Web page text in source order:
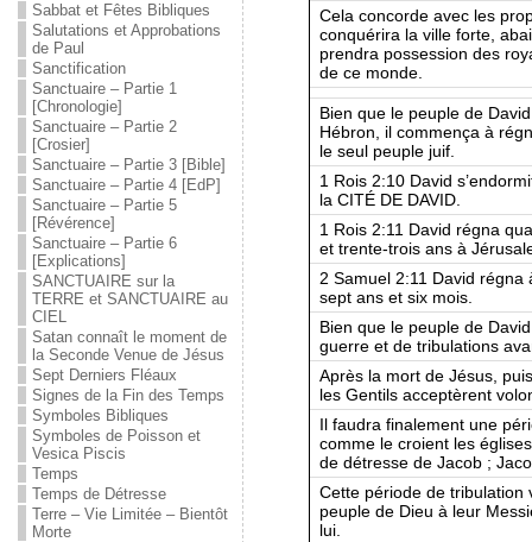
Sabbat et Fêtes Bibliques
Salutations et Approbations
de Paul
Sanctification
Sanctuaire – Partie 1
[Chronologie]
Sanctuaire – Partie 2
[Crosier]
Sanctuaire – Partie 3 [Bible]
Sanctuaire – Partie 4 [EdP]
Sanctuaire – Partie 5
[Révérence]
Sanctuaire – Partie 6
[Explications]
SANCTUAIRE sur la
TERRE et SANCTUAIRE au
CIEL
Satan connaît le moment de
la Seconde Venue de Jésus
Sept Derniers Fléaux
Signes de la Fin des Temps
Symboles Bibliques
Symboles de Poisson et
Vesica Piscis
Temps
Temps de Détresse
Terre – Vie Limitée – Bientôt
Morte
Cela concorde avec les
conquérira la ville forte,
prendra possession des
de ce monde.
Bien que le peuple de
Hébron, il commença à
le seul peuple juif.
1 Rois 2:10 David
la CITÉ DE DAVID.
1 Rois 2:11 David régna
et trente-trois ans à
2 Samuel 2:11 David
sept ans et six mois.
Bien que le peuple de
guerre et de tribulations
Après la mort de Jésus,
les Gentils acceptèrent
Il faudra finalement une
comme le croient les
de détresse de Jacob ;
Cette période de tribulation
peuple de Dieu à leur
lui.